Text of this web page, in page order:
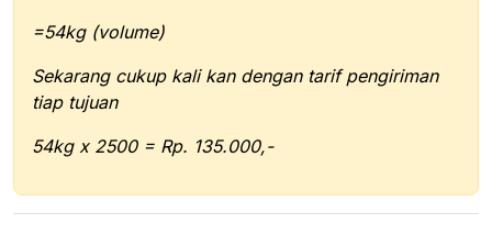
=54kg (volume)
Sekarang cukup kali kan dengan tarif pengiriman
tiap tujuan
54kg x 2500 = Rp. 135.000,-